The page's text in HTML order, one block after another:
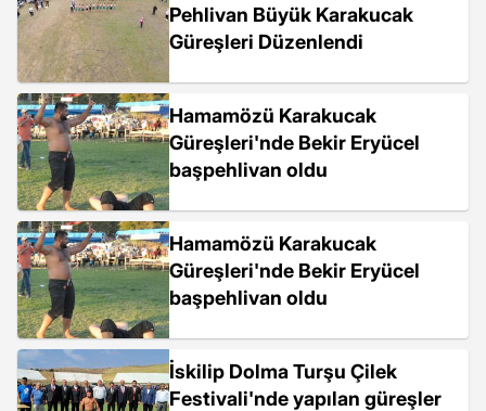
Pehlivan Büyük Karakucak
Güreşleri Düzenlendi
Hamamözü Karakucak
Güreşleri'nde Bekir Eryücel
başpehlivan oldu
Hamamözü Karakucak
Güreşleri'nde Bekir Eryücel
başpehlivan oldu
İskilip Dolma Turşu Çilek
Festivali'nde yapılan güreşler